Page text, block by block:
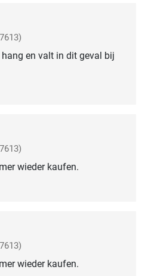
en valt in dit geval bij
wieder kaufen.
wieder kaufen.